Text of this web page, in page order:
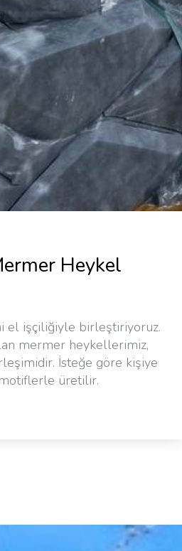
Heykel
el işçiliğiyle birleştiriyoruz.
mermer heykellerimiz,
İsteğe göre kişiye
üretilir.